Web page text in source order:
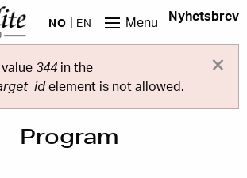
NO EN Menu Nyhetsbrev
×
344 in the
element is not allowed.
Program